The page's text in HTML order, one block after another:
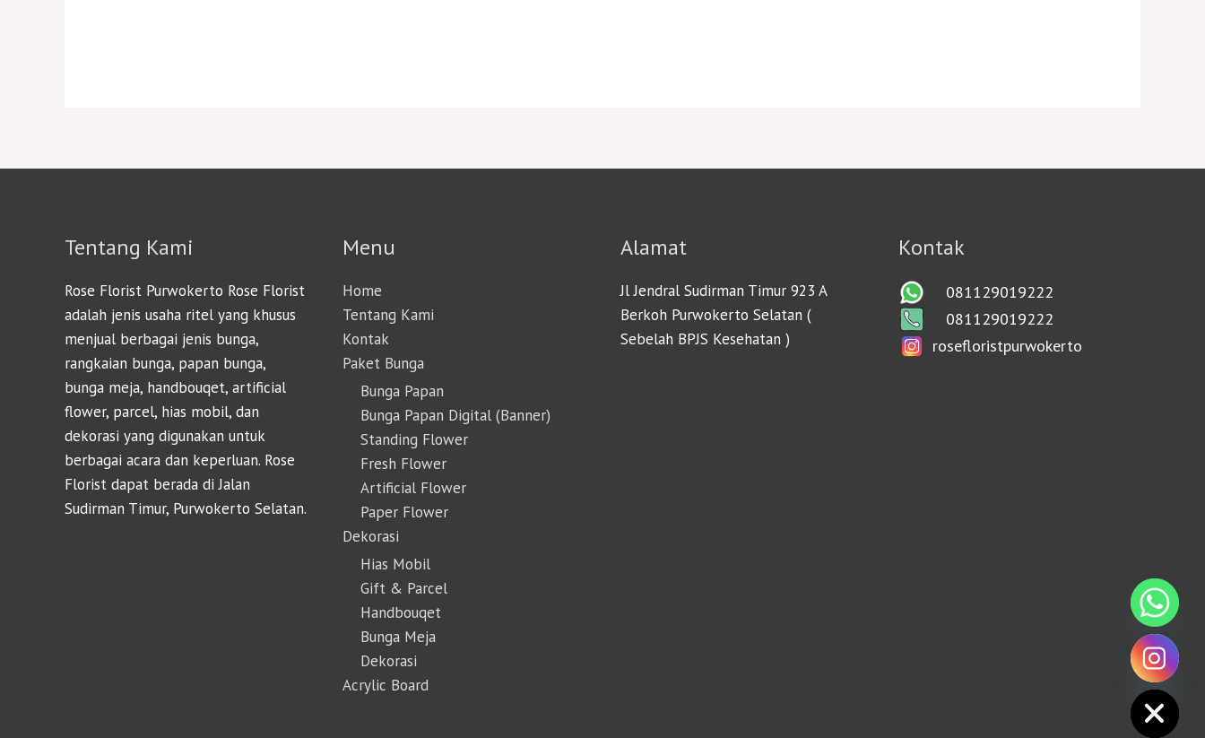
Tentang Kami
Rose Florist Purwokerto Rose Florist
adalah jenis usaha ritel yang khusus
menjual berbagai jenis bunga,
rangkaian bunga, papan bunga,
bunga meja, handbouqet, artificial
flower, parcel, hias mobil, dan
dekorasi yang digunakan untuk
berbagai acara dan keperluan. Rose
Florist dapat berada di Jalan
Sudirman Timur, Purwokerto Selatan.
Menu
Home
Tentang Kami
Kontak
Paket Bunga
Bunga Papan
Bunga Papan Digital (Banner)
Standing Flower
Fresh Flower
Artificial Flower
Paper Flower
Dekorasi
Hias Mobil
Gift & Parcel
Handbouqet
Bunga Meja
Dekorasi
Acrylic Board
Alamat
Jl Jendral Sudirman Timur 923 A
Berkoh Purwokerto Selatan (
Sebelah BPJS Kesehatan )
Kontak
081129019222
081129019222
rosefloristpurwokerto
HIDE CHATY